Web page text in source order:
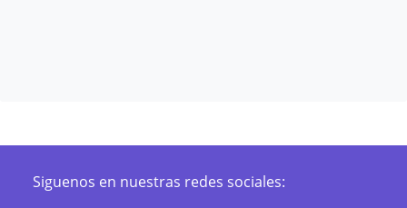
Siguenos en nuestras redes sociales: